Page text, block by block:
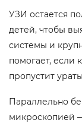
УЗИ остается
детей, чтобы
системы и
помогает, если
пропустит
Параллельно
микроскопией